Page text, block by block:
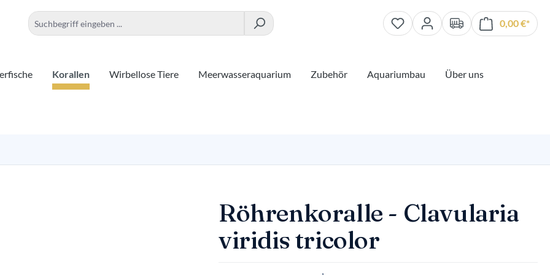
0,00 €*
Korallen Wirbellose Tiere Meerwasseraquarium Zubehör Aquariumbau
Über uns
Röhrenkoralle - Clavularia
viridis tricolor